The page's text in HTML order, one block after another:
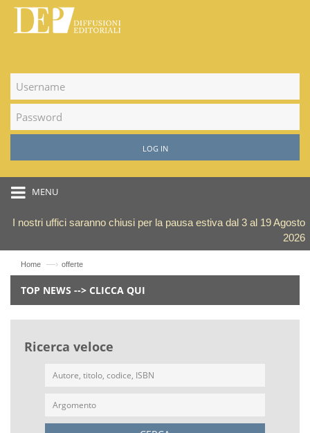
LOG IN
MENU
I nostri uffici saranno chiusi per la pausa estiva dal 3 al 19 Agosto
2026
Home —› offerte
TOP NEWS --> CLICCA QUI
Ricerca veloce